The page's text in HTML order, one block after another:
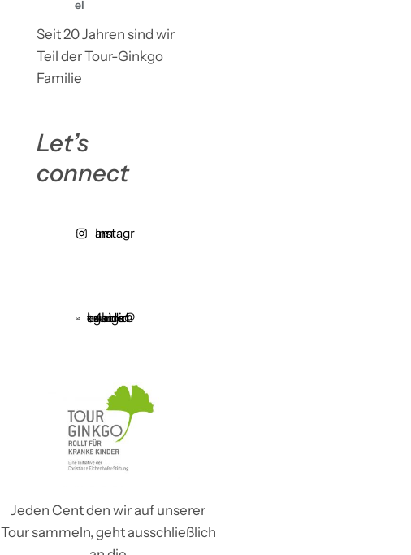
el
Seit 20 Jahren sind wir
Teil der Tour-Ginkgo
Familie
Let’s
connect
Instagram
centride4kids@tourginkgo.de
Jeden Cent den wir auf unserer
Tour sammeln, geht ausschließlich